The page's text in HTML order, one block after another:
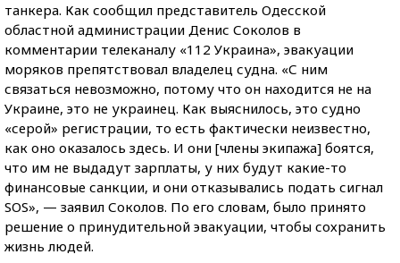
танкера. Как сообщил представитель Одесской
областной администрации Денис Соколов в
комментарии телеканалу «112 Украина», эвакуации
моряков препятствовал владелец судна. «С ним
связаться невозможно, потому что он находится не на
Украине, это не украинец. Как выяснилось, это судно
«серой» регистрации, то есть фактически неизвестно,
как оно оказалось здесь. И они [члены экипажа] боятся,
что им не выдадут зарплаты, у них будут какие-то
финансовые санкции, и они отказывались подать сигнал
SOS», — заявил Соколов. По его словам, было принято
решение о принудительной эвакуации, чтобы сохранить
жизнь людей.